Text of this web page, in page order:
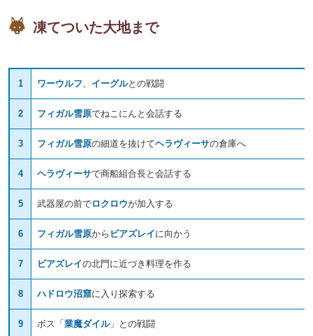
凍てついた大地まで
1 ワーウルフ イーグルとの戦闘
2 フィガル雪原でねこにんと会話する
3 フィガル雪原の細道を抜けてヘラヴィーサの倉庫へ
4 ヘラヴィーサで商船組合長と会話する
5 武器屋の前でロクロウが加入する
6 フィガル雪原から ビアズレイに向かう
7 ビアズレイの北門に近づき料理を作る
8 ハドロウ沼窟に入り探索する
9 ボス「業魔ダイル」との戦闘